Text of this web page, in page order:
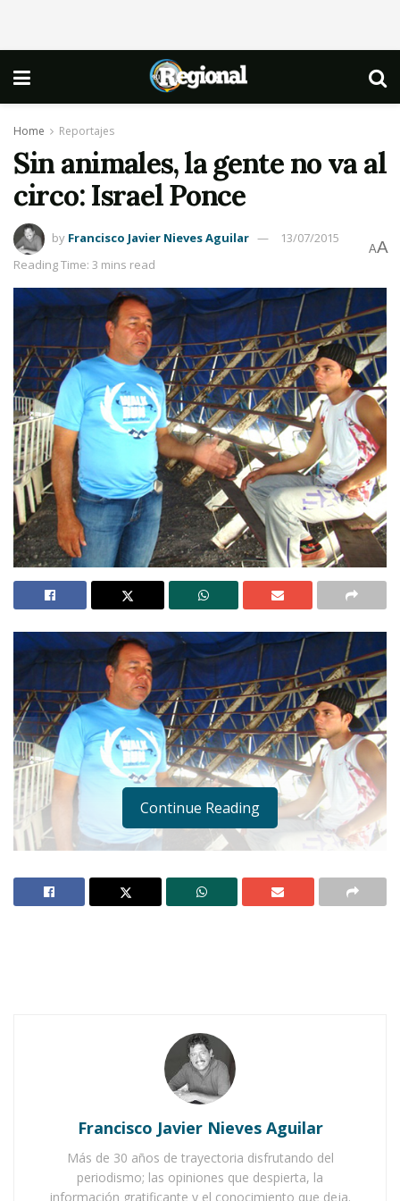
Home Reportajes
Sin animales, la gente no va al
circo: Israel Ponce
by Francisco Javier Nieves Aguilar
13/07/2015
Reading Time: 3 mins read
AA
Ahuacatlán celebrá el día de Reyes con rosca y
Buena tarde taurina en Ahuacatlán
La función va a comenzar. La entrada a “Kairos
Circus” es macilenta. Son muy pocos los que
Continue Reading
Francisco Javier Nieves Aguilar
Más de 30 años de trayectoria disfrutando del
periodismo; las opiniones que despierta, la
información gratificante y el conocimiento que deja.